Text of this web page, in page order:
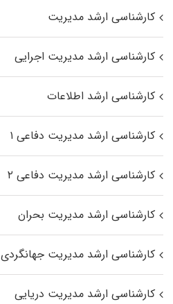
کارشناسی ارشد مدیریت
کارشناسی ارشد مدیریت اجرایی
کارشناسی ارشد اطلاعات
کارشناسی ارشد مدیریت دفاعی ۱
کارشناسی ارشد مدیریت دفاعی ۲
کارشناسی ارشد مدیریت بحران
کارشناسی ارشد مدیریت جهانگردی
کارشناسی ارشد مدیریت دریایی